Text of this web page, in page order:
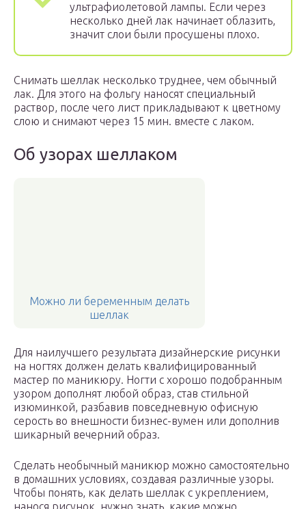
ультрафиолетовой лампы. Если через
несколько дней лак начинает облазить,
значит слои были просушены плохо.
Снимать шеллак несколько труднее, чем обычный
лак. Для этого на фольгу наносят специальный
раствор, после чего лист прикладывают к цветному
слою и снимают через 15 мин. вместе с лаком.
Об узорах шеллаком
Можно ли беременным делать
шеллак
Для наилучшего результата дизайнерские рисунки
на ногтях должен делать квалифицированный
мастер по маникюру. Ногти с хорошо подобранным
узором дополнят любой образ, став стильной
изюминкой, разбавив повседневную офисную
серость во внешности бизнес-вумен или дополнив
шикарный вечерний образ.
Сделать необычный маникюр можно самостоятельно
в домашних условиях, создавая различные узоры.
Чтобы понять, как делать шеллак с укреплением,
нанося рисунок, нужно знать, какие можно